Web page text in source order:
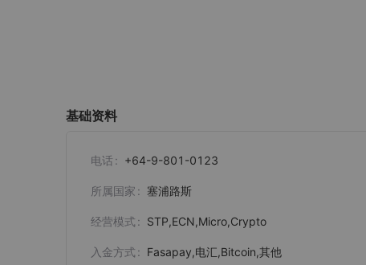
基础资料
电话 +64-9-801-0123
所属国家 塞浦路斯
经营模式 STP,ECN,Micro,Crypto
入金方式 Fasapay,电汇,Bitcoin,其他